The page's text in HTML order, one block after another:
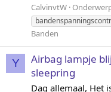
CalvinvtW
Banden
Y
Airbag lampje
sleepring
Dag allemaal, Het